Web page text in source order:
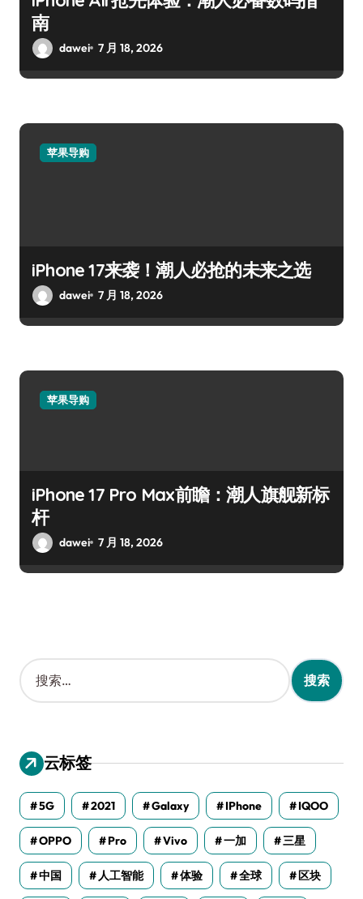
南
dawei 7 月 18, 2026
苹果导购
iPhone 17来袭！潮人必抢的未来之选
dawei 7 月 18, 2026
苹果导购
iPhone 17 Pro Max前瞻：潮人旗舰新标
杆
dawei 7 月 18, 2026
搜
索
：
云标签
5G 2021 Galaxy IPhone IQOO
OPPO Pro Vivo 一加 三星
中国 人工智能 体验 全球 区块